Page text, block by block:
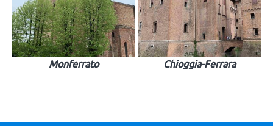
Monferrato Chioggia-Ferrara